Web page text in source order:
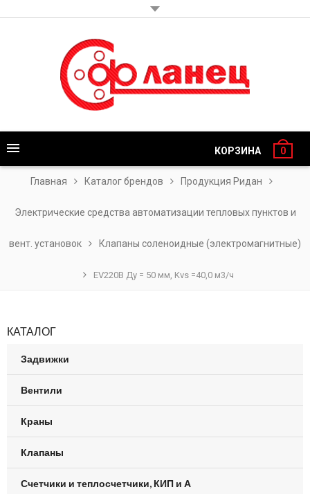
КОРЗИНА 0
Главная Каталог брендов Продукция Ридан
Электрические средства автоматизации тепловых пунктов и
вент. установок Клапаны соленоидные (электромагнитные)
EV220B Ду = 50 мм, Kvs =40,0 м3/ч
КАТАЛОГ
Задвижки
Вентили
Краны
Клапаны
Счетчики и теплосчетчики, КИП и А